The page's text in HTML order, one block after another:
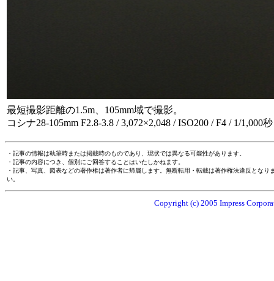
最短撮影距離の1.5m、105mm域で撮影。
コシナ28-105mm F2.8-3.8 / 3,072×2,048 / ISO200 / F4 / 1/1,000
・記事の情報は執筆時または掲載時のものであり、現状では異なる可能性があります。
・記事の内容につき、個別にご回答することはいたしかねます。
・記事、写真、図表などの著作権は著作者に帰属します。無断転用・転載は著作権法違反とな
い。
Copyright (c) 2005 Impress